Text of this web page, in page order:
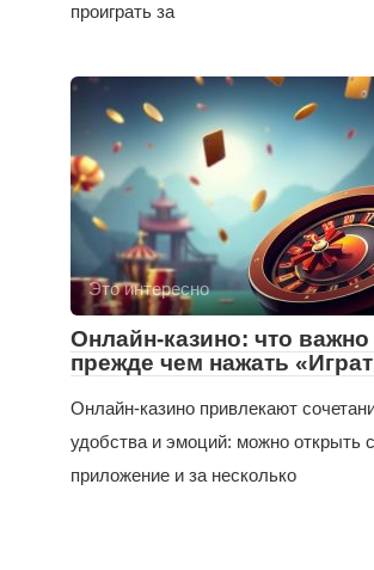
проиграть за
Это интересно
Онлайн-казино: что важно
прежде чем нажать
Онлайн-казино привлекают
удобства и эмоций: можно открыть
приложение и за несколько